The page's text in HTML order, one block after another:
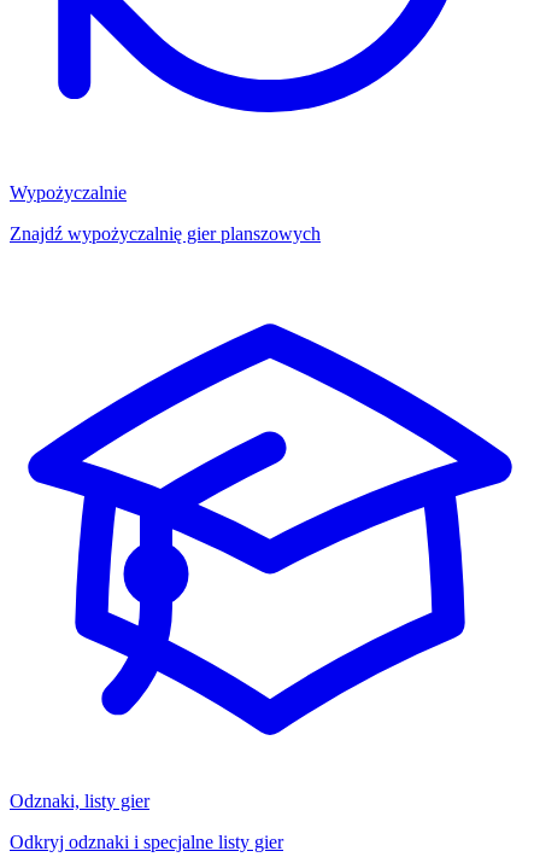
Wypożyczalnie
Znajdź wypożyczalnię gier planszowych
Odznaki, listy gier
Odkryj odznaki i specjalne listy gier